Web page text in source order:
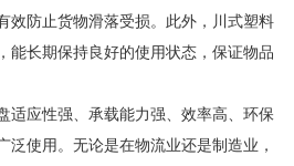
效防止货物滑落受损。此外，川式塑料
能长期保持良好的使用状态，保证物品
应性强、承载能力强、效率高、环保
泛使用。无论是在物流业还是制造业，